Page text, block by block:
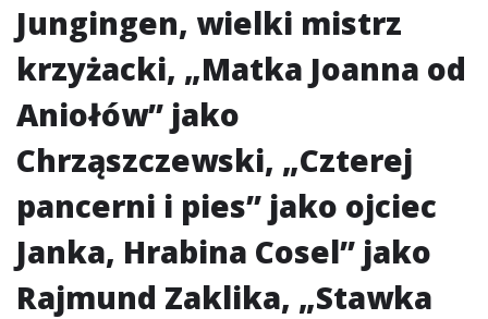
Jungingen, wielki mistrz
krzyżacki, „Matka Joanna od
Aniołów” jako
Chrząszczewski, „Czterej
pancerni i pies” jako ojciec
Janka, Hrabina Cosel” jako
Rajmund Zaklika, „Stawka